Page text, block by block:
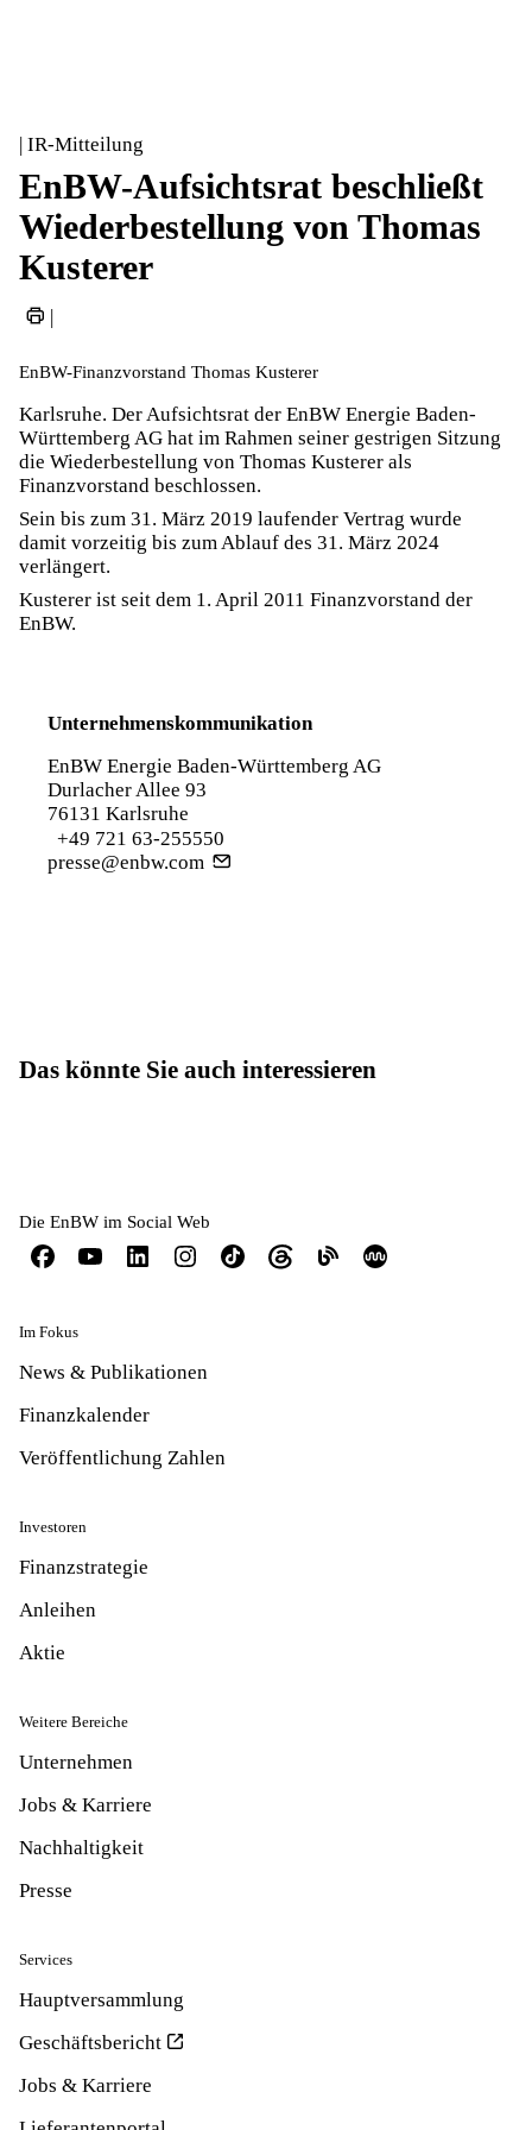
| IR-Mitteilung
EnBW-Aufsichtsrat beschließt
Wiederbestellung von Thomas
Kusterer
|
EnBW-Finanzvorstand Thomas Kusterer
Karlsruhe. Der Aufsichtsrat der EnBW Energie Baden-
Württemberg AG hat im Rahmen seiner gestrigen Sitzung
die Wiederbestellung von Thomas Kusterer als
Finanzvorstand beschlossen.
Sein bis zum 31. März 2019 laufender Vertrag wurde
damit vorzeitig bis zum Ablauf des 31. März 2024
verlängert.
Kusterer ist seit dem 1. April 2011 Finanzvorstand der
EnBW.
Unternehmenskommunikation
EnBW Energie Baden-Württemberg AG
Durlacher Allee 93
76131 Karlsruhe
+49 721 63-255550
presse@enbw.com
Das könnte Sie auch interessieren
Die EnBW im Social Web
Im Fokus
News & Publikationen
Finanzkalender
Veröffentlichung Zahlen
Investoren
Finanzstrategie
Anleihen
Aktie
Weitere Bereiche
Unternehmen
Jobs & Karriere
Nachhaltigkeit
Presse
Services
Hauptversammlung
Geschäftsbericht
Jobs & Karriere